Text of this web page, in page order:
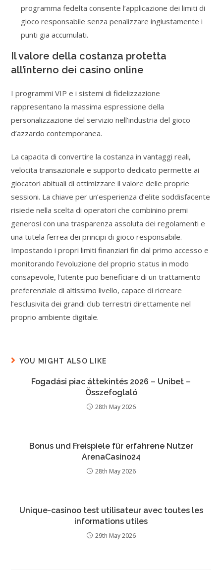
programma fedelta consente l’applicazione dei limiti di
gioco responsabile senza penalizzare ingiustamente i
punti gia accumulati.
Il valore della costanza protetta
all’interno dei casino online
I programmi VIP e i sistemi di fidelizzazione
rappresentano la massima espressione della
personalizzazione del servizio nell’industria del gioco
d’azzardo contemporanea.
La capacita di convertire la costanza in vantaggi reali,
velocita transazionale e supporto dedicato permette ai
giocatori abituali di ottimizzare il valore delle proprie
sessioni. La chiave per un’esperienza d’elite soddisfacente
risiede nella scelta di operatori che combinino premi
generosi con una trasparenza assoluta dei regolamenti e
una tutela ferrea dei principi di gioco responsabile.
Impostando i propri limiti finanziari fin dal primo accesso e
monitorando l’evoluzione del proprio status in modo
consapevole, l’utente puo beneficiare di un trattamento
preferenziale di altissimo livello, capace di ricreare
l’esclusivita dei grandi club terrestri direttamente nel
proprio ambiente digitale.
YOU MIGHT ALSO LIKE
Fogadási piac áttekintés 2026 – Unibet –
Összefoglaló
28th May 2026
Bonus und Freispiele für erfahrene Nutzer
ArenaCasino24
28th May 2026
Unique-casinoo test utilisateur avec toutes les
informations utiles
29th May 2026